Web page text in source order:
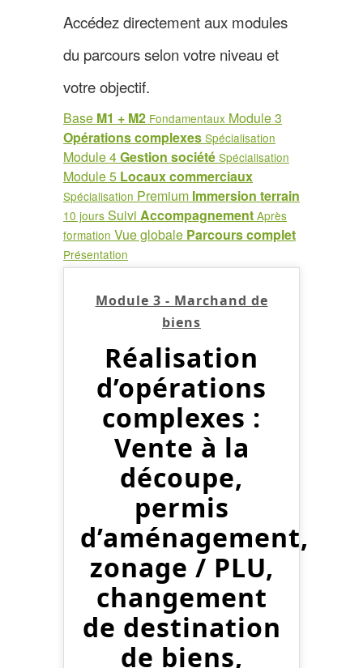
Accédez directement aux modules
du parcours selon votre niveau et
votre objectif.
Base M1 + M2 Fondamentaux Module 3
Opérations complexes Spécialisation
Module 4Gestion société Spécialisation
Module 5 Locaux commerciaux
Spécialisation Premium Immersion terrain
10 jours Suivi Accompagnement Après
formation Vue globale Parcours complet
Présentation
Module 3 - Marchand de
biens
Réalisation
d’opérations
complexes :
Vente à la
découpe,
permis
d’aménagement,
zonage / PLU,
changement
de destination
de biens,